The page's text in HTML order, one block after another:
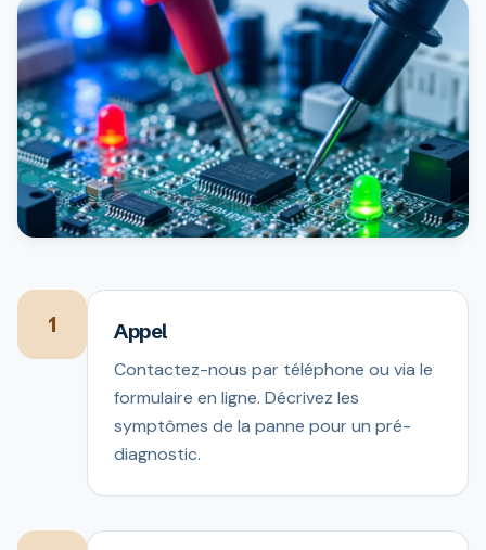
1 Appel
Contactez-nous par téléphone ou via le
formulaire en ligne. Décrivez les
symptômes de la panne pour un pré-
diagnostic.